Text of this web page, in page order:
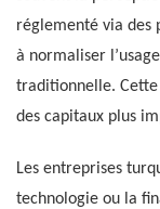
réglementé via des
à normaliser
traditionnelle.
des capitaux plus
Les entreprises
technologie ou la